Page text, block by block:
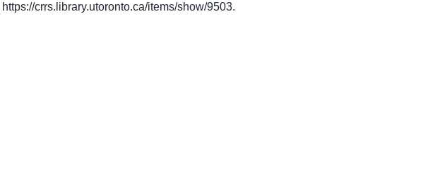
https://crrs.library.utoronto.ca/items/show/9503.